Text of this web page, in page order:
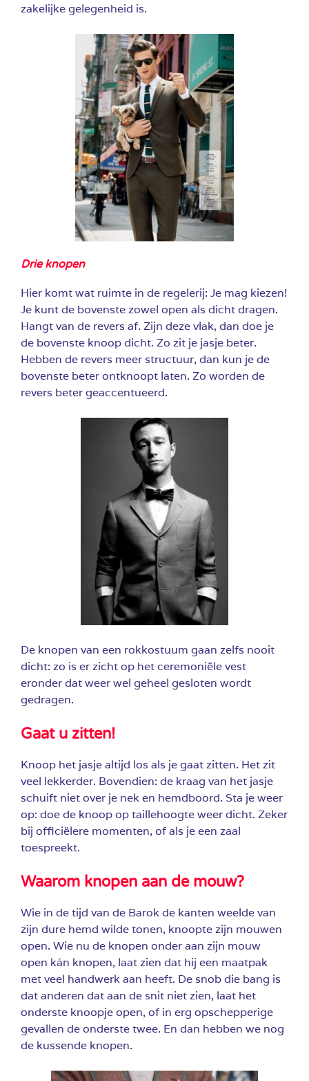
zakelijke gelegenheid is.
Drie knopen
Hier komt wat ruimte in de regelerij: Je mag kiezen!
Je kunt de bovenste zowel open als dicht dragen.
Hangt van de revers af. Zijn deze vlak, dan doe je
de bovenste knoop dicht. Zo zit je jasje beter.
Hebben de revers meer structuur, dan kun je de
bovenste beter ontknoopt laten. Zo worden de
revers beter geaccentueerd.
De knopen van een rokkostuum gaan zelfs nooit
dicht: zo is er zicht op het ceremoniële vest
eronder dat weer wel geheel gesloten wordt
gedragen.
Gaat u zitten!
Knoop het jasje altijd los als je gaat zitten. Het zit
veel lekkerder. Bovendien: de kraag van het jasje
schuift niet over je nek en hemdboord. Sta je weer
op: doe de knoop op taillehoogte weer dicht. Zeker
bij officiëlere momenten, of als je een zaal
toespreekt.
Waarom knopen aan de mouw?
Wie in de tijd van de Barok de kanten weelde van
zijn dure hemd wilde tonen, knoopte zijn mouwen
open. Wie nu de knopen onder aan zijn mouw
open kán knopen, laat zien dat hij een maatpak
met veel handwerk aan heeft. De snob die bang is
dat anderen dat aan de snit niet zien, laat het
onderste knoopje open, of in erg opschepperige
gevallen de onderste twee. En dan hebben we nog
de kussende knopen.